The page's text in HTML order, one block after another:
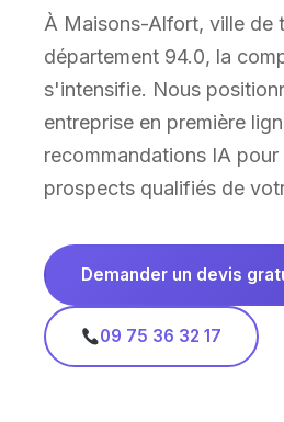
À Maisons-Alfort, ville de
département 94.0, la
s'intensifie. Nous
entreprise en première
recommandations IA
prospects qualifiés de
Demander un devis
09 75 36 32 17